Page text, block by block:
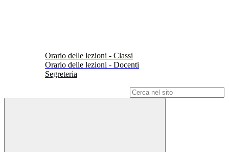
Orario delle lezioni - Classi
Orario delle lezioni - Docenti
Segreteria